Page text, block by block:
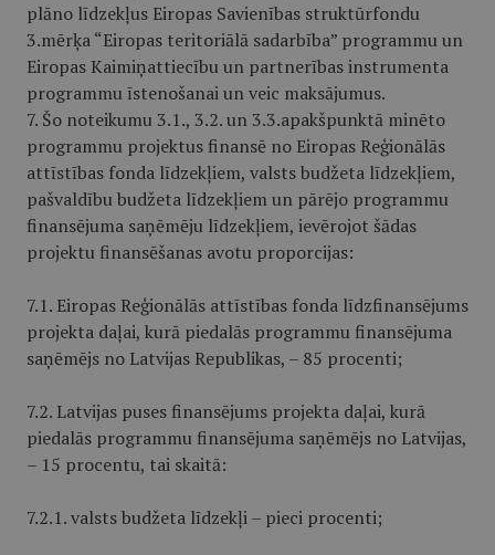
plāno līdzekļus Eiropas Savienības struktūrfondu
3.mērķa “Eiropas teritoriālā sadarbība” programmu un
Eiropas Kaimiņattiecību un partnerības instrumenta
programmu īstenošanai un veic maksājumus.
7. Šo noteikumu 3.1., 3.2. un 3.3.apakš­punktā minēto
programmu projektus finansē no Eiropas Reģionālās
attīstības fonda līdzekļiem, valsts budžeta līdzekļiem,
pašvaldību budžeta līdzekļiem un pārējo programmu
finansējuma saņēmēju līdzekļiem, ievērojot šādas
projektu finansēšanas avotu proporcijas:
7.1. Eiropas Reģionālās attīstības fonda līdzfinansējums
projekta daļai, kurā piedalās programmu finansējuma
saņēmējs no Latvijas Republikas, – 85 procenti;
7.2. Latvijas puses finansējums projekta daļai, kurā
piedalās programmu finansējuma saņēmējs no Latvijas,
– 15 procentu, tai skaitā:
7.2.1. valsts budžeta līdzekļi – pieci procenti;